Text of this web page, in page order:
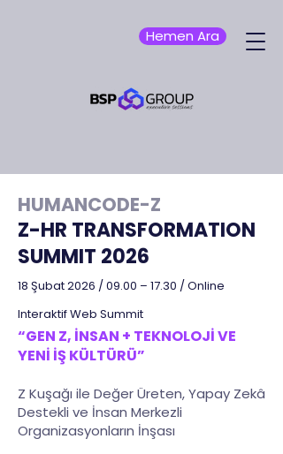
Hemen Ara
HUMANCODE-Z
Z-HR TRANSFORMATION
SUMMIT 2026
18 Şubat 2026 / 09.00 – 17.30 / Online
Interaktif Web Summit
“GEN Z, İNSAN + TEKNOLOJİ VE
YENİ İŞ KÜLTÜRÜ”
Z Kuşağı ile Değer Üreten, Yapay Zekâ
Destekli ve İnsan Merkezli
Organizasyonların İnşası